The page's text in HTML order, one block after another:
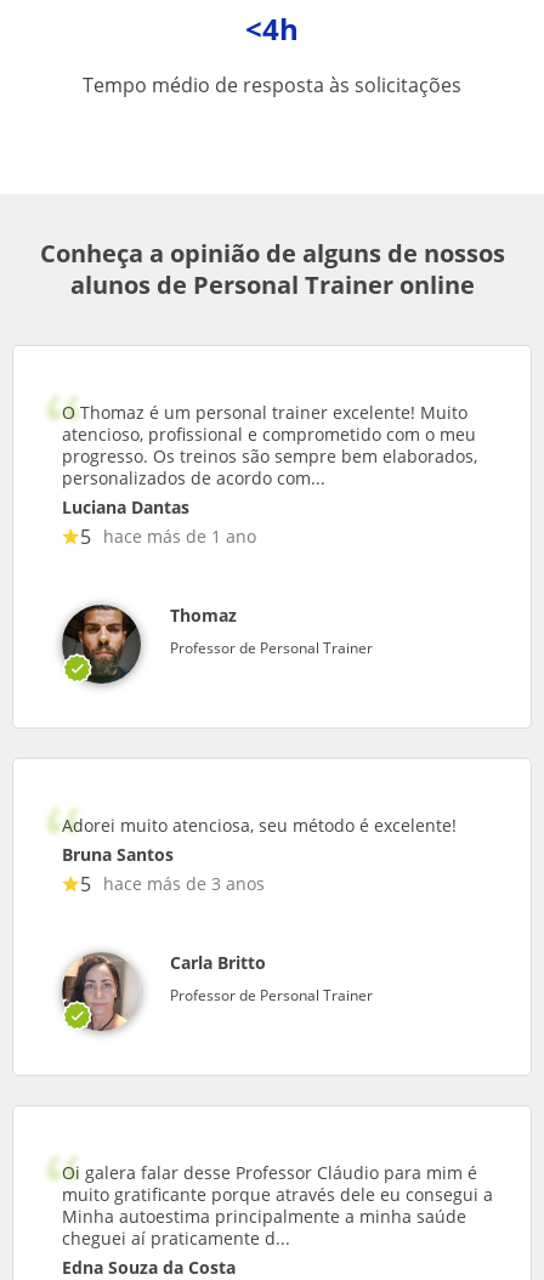
<4h
Tempo médio de resposta às solicitações
Conheça a opinião de alguns de nossos
alunos de Personal Trainer online
O Thomaz é um personal trainer excelente! Muito
atencioso, profissional e comprometido com o meu
progresso. Os treinos são sempre bem elaborados,
personalizados de acordo com...
Luciana Dantas
5 hace más de 1 ano
Thomaz
Professor de Personal Trainer
Adorei muito atenciosa, seu método é excelente!
Bruna Santos
5 hace más de 3 anos
Carla Britto
Professor de Personal Trainer
Oi galera falar desse Professor Cláudio para mim é
muito gratificante porque através dele eu consegui a
Minha autoestima principalmente a minha saúde
cheguei aí praticamente d...
Edna Souza da Costa